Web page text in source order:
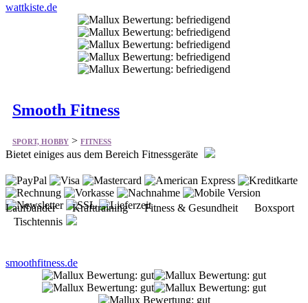
wattkiste.de
Smooth Fitness
SPORT, HOBBY > FITNESS
Bietet einiges aus dem Bereich Fitnessgeräte
Laufbänder Krafttraining Fitness & Gesundheit Boxsport
Tischtennis
smoothfitness.de